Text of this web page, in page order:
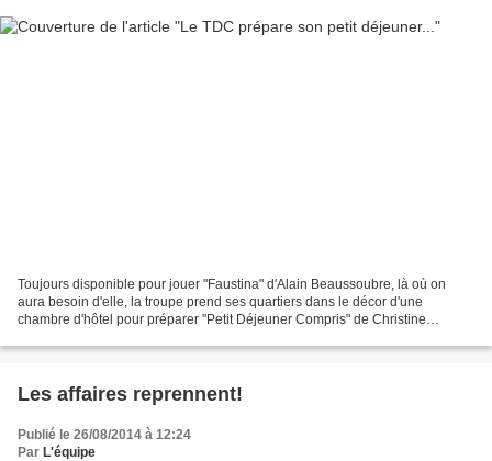
Toujours disponible pour jouer "Faustina" d'Alain Beaussoubre, là où on
aura besoin d'elle, la troupe prend ses quartiers dans le décor d'une
chambre d'hôtel pour préparer "Petit Déjeuner Compris" de Christine
Les affaires reprennent!
Publié le 26/08/2014 à 12:24
Par L'équipe